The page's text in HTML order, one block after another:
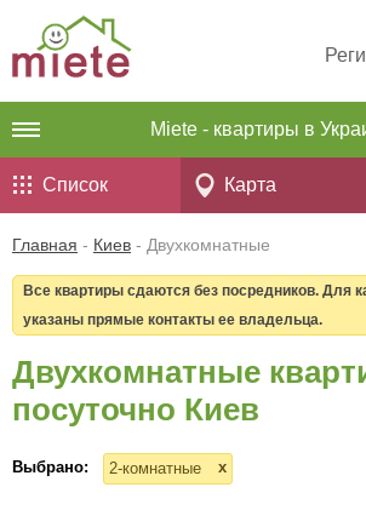
Miete - квартиры в
Список Карта
Главная - Киев - Двухкомнатные
Все квартиры сдаются без посредников. Для
указаны прямые контакты ее владельца.
Двухкомнатные
посуточно Киев
Выбрано: 2-комнатные x